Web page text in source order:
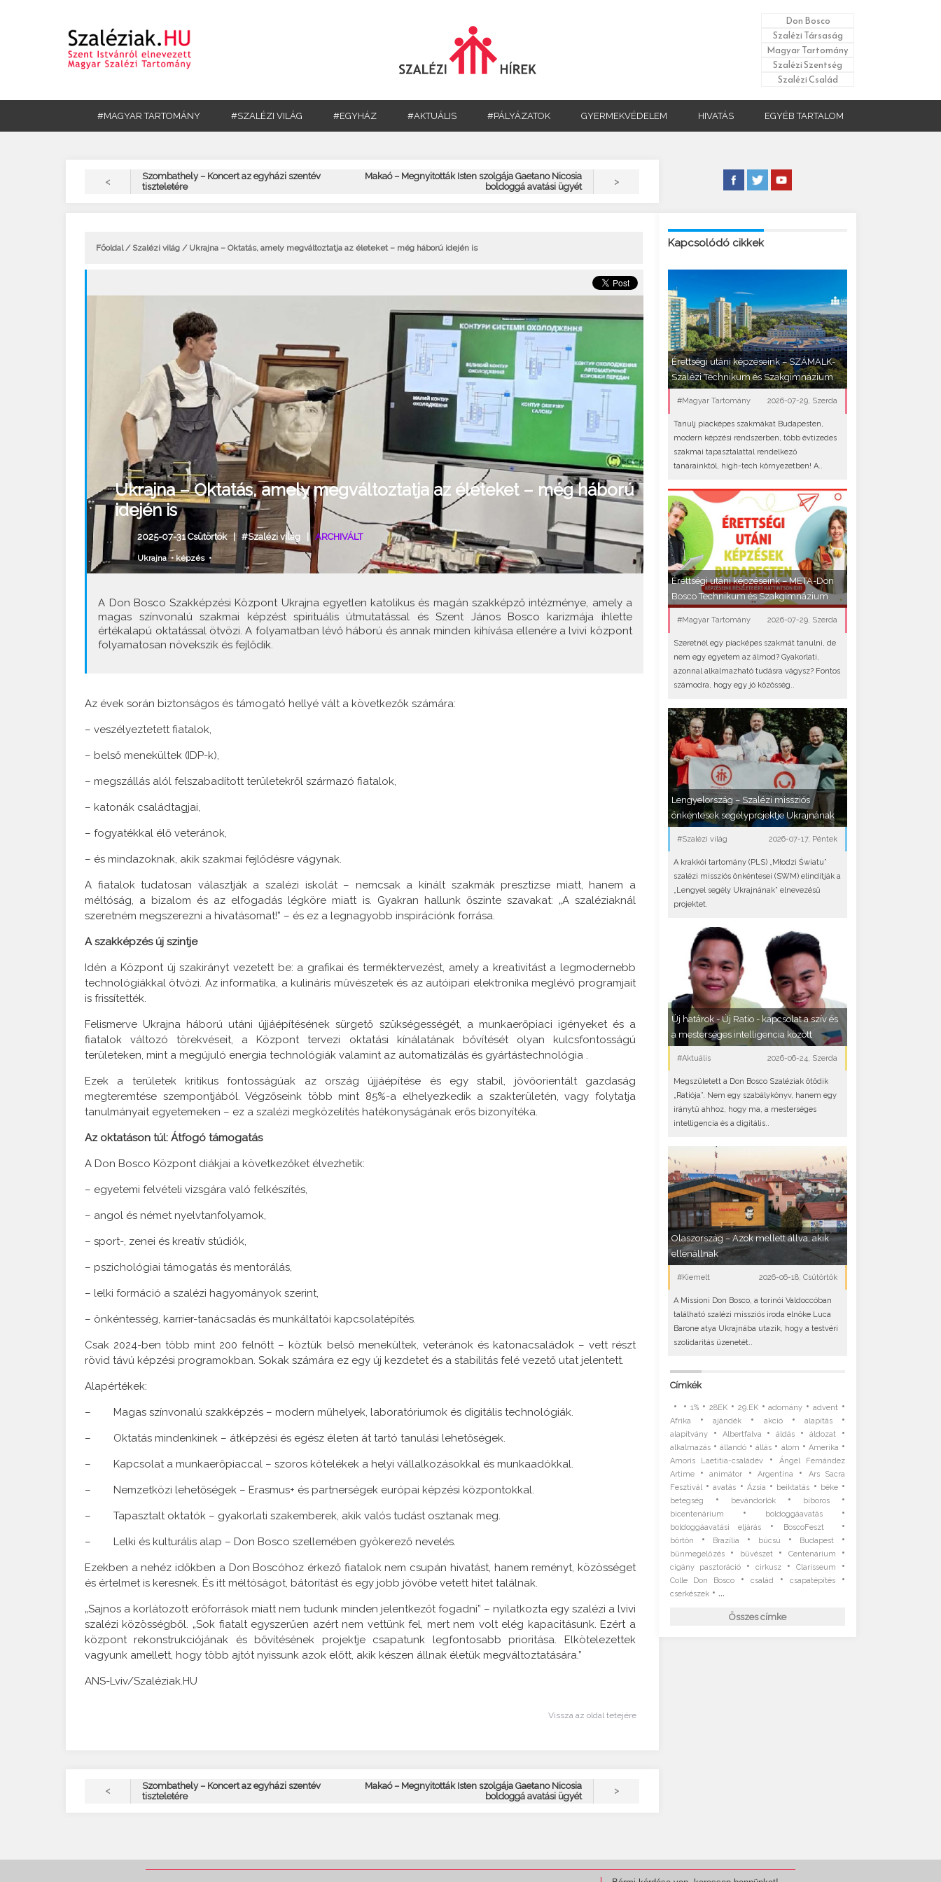
Don Bosco
Szalézi Társaság
Magyar Tartomány
Szalézi Szentség
Szalézi Család
#MAGYAR TARTOMÁNY #SZALÉZI VILÁG #EGYHÁZ #AKTUÁLIS #PÁLYÁZATOK GYERMEKVÉDELEM HIVATÁS EGYÉB TARTALOM
<
Szombathely – Koncert az egyházi szentév
tiszteletére
Makaó – Megnyitották Isten szolgája Gaetano Nicosia
boldoggá avatási ügyét
>
Főoldal/ Szalézi világ / Ukrajna – Oktatás, amely megváltoztatja az életeket – még háború idején is
Ukrajna – Oktatás, amely megváltoztatja az életeket – még háború
idején is
2025-07-31 Csütörtök | #Szalézi világ|ARCHIVÁLT
Ukrajna•képzés•
A Don Bosco Szakképzési Központ Ukrajna egyetlen katolikus és magán szakképző intézménye, amely a
magas színvonalú szakmai képzést spirituális útmutatással és Szent János Bosco karizmája ihlette
értékalapú oktatással ötvözi. A folyamatban lévő háború és annak minden kihívása ellenére a lvivi központ
folyamatosan növekszik és fejlődik.
Az évek során biztonságos és támogató hellyé vált a következők számára:
– veszélyeztetett fiatalok,
– belső menekültek (IDP-k),
– megszállás alól felszabadított területekről származó fiatalok,
– katonák családtagjai,
– fogyatékkal élő veteránok,
– és mindazoknak, akik szakmai fejlődésre vágynak.
A fiatalok tudatosan választják a szalézi iskolát – nemcsak a kínált szakmák presztizse miatt, hanem a
méltóság, a bizalom és az elfogadás légköre miatt is. Gyakran hallunk őszinte szavakat: „A szaléziaknál
szeretném megszerezni a hivatásomat!” – és ez a legnagyobb inspirációnk forrása.
A szakképzés új szintje
Idén a Központ új szakirányt vezetett be: a grafikai és terméktervezést, amely a kreativitást a legmodernebb
technológiákkal ötvözi. Az informatika, a kulináris művészetek és az autóipari elektronika meglévő programjait
is frissítették.
Felismerve Ukrajna háború utáni újjáépítésének sürgető szükségességét, a munkaerőpiaci igényeket és a
fiatalok változó törekvéseit, a Központ tervezi oktatási kínálatának bővítését olyan kulcsfontosságú
területeken, mint a megújuló energia technológiák valamint az automatizálás és gyártástechnológia .
Ezek a területek kritikus fontosságúak az ország újjáépítése és egy stabil, jövőorientált gazdaság
megteremtése szempontjából. Végzőseink több mint 85%-a elhelyezkedik a szakterületén, vagy folytatja
tanulmányait egyetemeken – ez a szalézi megközelítés hatékonyságának erős bizonyítéka.
Az oktatáson túl: Átfogó támogatás
A Don Bosco Központ diákjai a következőket élvezhetik:
– egyetemi felvételi vizsgára való felkészítés,
– angol és német nyelvtanfolyamok,
– sport-, zenei és kreatív stúdiók,
– pszichológiai támogatás és mentorálás,
– lelki formáció a szalézi hagyományok szerint,
– önkéntesség, karrier-tanácsadás és munkáltatói kapcsolatépítés.
Csak 2024-ben több mint 200 felnőtt – köztük belső menekültek, veteránok és katonacsaládok – vett részt
rövid távú képzési programokban. Sokak számára ez egy új kezdetet és a stabilitás felé vezető utat jelentett.
Alapértékek:
– Magas színvonalú szakképzés – modern műhelyek, laboratóriumok és digitális technológiák.
– Oktatás mindenkinek – átképzési és egész életen át tartó tanulási lehetőségek.
– Kapcsolat a munkaerőpiaccal – szoros kötelékek a helyi vállalkozásokkal és munkaadókkal.
– Nemzetközi lehetőségek – Erasmus+ és partnerségek európai képzési központokkal.
– Tapasztalt oktatók – gyakorlati szakemberek, akik valós tudást osztanak meg.
– Lelki és kulturális alap – Don Bosco szellemében gyökerező nevelés.
Ezekben a nehéz időkben a Don Boscóhoz érkező fiatalok nem csupán hivatást, hanem reményt, közösséget
és értelmet is keresnek. És itt méltóságot, bátorítást és egy jobb jövőbe vetett hitet találnak.
„Sajnos a korlátozott erőforrások miatt nem tudunk minden jelentkezőt fogadni” – nyilatkozta egy szalézi a lvivi
szalézi közösségből. „Sok fiatalt egyszerűen azért nem vettünk fel, mert nem volt elég kapacitásunk. Ezért a
központ rekonstrukciójának és bővítésének projektje csapatunk legfontosabb prioritása. Elkötelezettek
vagyunk amellett, hogy több ajtót nyissunk azok előtt, akik készen állnak életük megváltoztatására.”
ANS-Lviv/Szaléziak.HU
Vissza az oldal tetejére
Kapcsolódó cikkek
Érettségi utáni képzéseink – SZÁMALK-
Szalézi Technikum és Szakgimnázium
#Magyar Tartomány 2026-07-29, Szerda
Tanulj piacképes szakmákat Budapesten,
modern képzési rendszerben, több évtizedes
szakmai tapasztalattal rendelkező
tanárainktól, high-tech környezetben! A..
Érettségi utáni képzéseink – META-Don
Bosco Technikum és Szakgimnázium
#Magyar Tartomány 2026-07-29, Szerda
Szeretnél egy piacképes szakmát tanulni, de
nem egy egyetem az álmod? Gyakorlati,
azonnal alkalmazható tudásra vágysz? Fontos
számodra, hogy egy jó közösség..
Lengyelország – Szalézi missziós
önkéntesek segélyprojektje Ukrajnának
#Szalézi világ 2026-07-17, Péntek
A krakkói tartomány (PLS) „Młodzi Światu”
szalézi missziós önkéntesei (SWM) elindítják a
„Lengyel segély Ukrajnának” elnevezésű
projektet.
Új határok - Új Ratio - kapcsolat a szív és
a mesterséges intelligencia között
#Aktuális 2026-06-24, Szerda
Megszületett a Don Bosco Szaléziak ötödik
„Ratiója”. Nem egy szabálykönyv, hanem egy
iránytű ahhoz, hogy ma, a mesterséges
intelligencia és a digitális..
Olaszország – Azok mellett állva, akik
ellenállnak
#Kiemelt 2026-06-18, Csütörtök
A Missioni Don Bosco, a torinói Valdoccóban
található szalézi missziós iroda elnöke Luca
Barone atya Ukrajnába utazik, hogy a testvéri
szolidaritás üzenetét..
Címkék
• •1% • 28EK • 29.EK•adomány •advent •
Afrika •ajándék • akció• alapítás•
alapítvány• Albertfalva •áldás •áldozat •
alkalmazás•állandó •állás • álom • Amerika •
Amoris Laetitia-családév•
Ángel Fernández
Artime•animátor •Argentína •
Ars Sacra
Fesztivál•avatás • Ázsia • beiktatás • béke•
betegség • bevándorlók• bíboros •
bicentenárium • boldoggáavatás•
boldoggáavatási eljárás • BoscoFeszt •
börtön • Brazília • búcsú • Budapest •
bűnmegelőzés• bűvészet• Centenárium •
cigány pasztoráció• cirkusz•Clarisseum •
Colle Don Bosco• család •csapatépítés •
cserkészek• ...
Összes címke
<
Szombathely – Koncert az egyházi szentév
tiszteletére
Makaó – Megnyitották Isten szolgája Gaetano Nicosia
boldoggá avatási ügyét
>